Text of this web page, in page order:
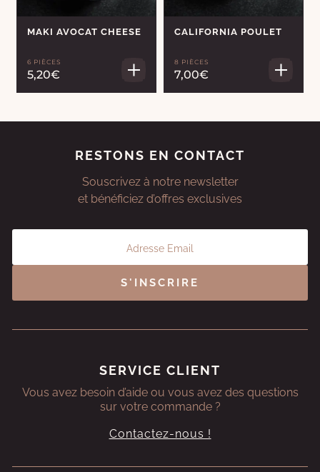
MAKI AVOCAT CHEESE
6 PIÈCES
5,20€
CALIFORNIA POULET
8 PIÈCES
7,00€
RESTONS EN CONTACT
Souscrivez à notre newsletter
et bénéficiez d’offres exclusives
S'INSCRIRE
SERVICE CLIENT
Vous avez besoin d’aide ou vous avez des questions
sur votre commande ?
Contactez-nous !